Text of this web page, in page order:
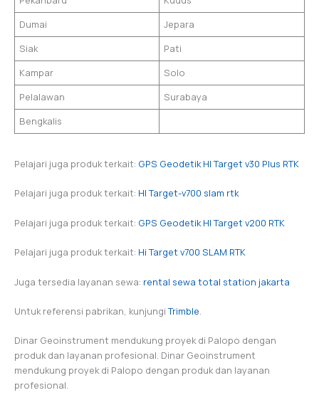
Dumai
Jepara
Siak
Pati
Kampar
Solo
Pelalawan
Surabaya
Bengkalis
Pelajari juga produk terkait: GPS Geodetik HI Target v30 Plus RTK
Pelajari juga produk terkait: HI Target-v700 slam rtk
Pelajari juga produk terkait: GPS Geodetik HI Target v200 RTK
Pelajari juga produk terkait: Hi Target v700 SLAM RTK
Juga tersedia layanan sewa: rental sewa total station jakarta
Untuk referensi pabrikan, kunjungiTrimble.
Dinar Geoinstrument mendukung proyek di Palopo dengan
produk dan layanan profesional. Dinar Geoinstrument
mendukung proyek di Palopo dengan produk dan layanan
profesional.